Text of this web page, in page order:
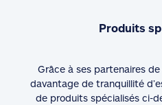
Produits
Grâce à ses partenaires
davantage de tranquillité
de produits spécialisés ci-